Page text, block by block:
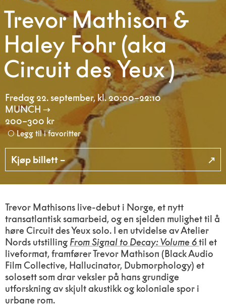
Trevor Mathison &
Haley Fohr (aka
Circuit des Yeux )
Fredag 22. september,kl. 20:00–22:10
MUNCH
200–300 kr
Legg til i favoritter
Kjøp billett –
Trevor Mathisons live-debut i Norge, et nytt
transatlantisk samarbeid, og en sjelden mulighet til å
høre Circuit des Yeux solo. I en utvidelse av Atelier
Nords utstilling From Signal to Decay: Volume 6til et
liveformat, framfører Trevor Mathison (Black Audio
Film Collective, Hallucinator, Dubmorphology) et
solosett som drar veksler på hans grundige
utforskning av skjult akustikk og koloniale spor i
urbane rom.